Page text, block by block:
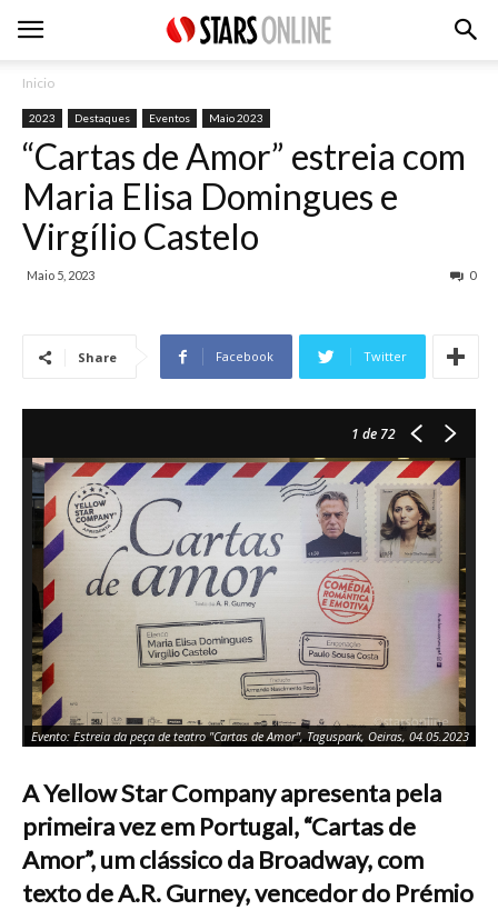
Inicio
2023 Destaques Eventos Maio 2023
“Cartas de Amor” estreia com
Maria Elisa Domingues e
Virgílio Castelo
Maio 5, 2023 0
Share Facebook Twitter
1 de 72
Evento: Estreia da peça de teatro "Cartas de Amor", Taguspark, Oeiras, 04.05.2023
A Yellow Star Company apresenta pela
primeira vez em Portugal, “Cartas de
Amor”, um clássico da Broadway, com
texto de A.R. Gurney, vencedor do Prémio